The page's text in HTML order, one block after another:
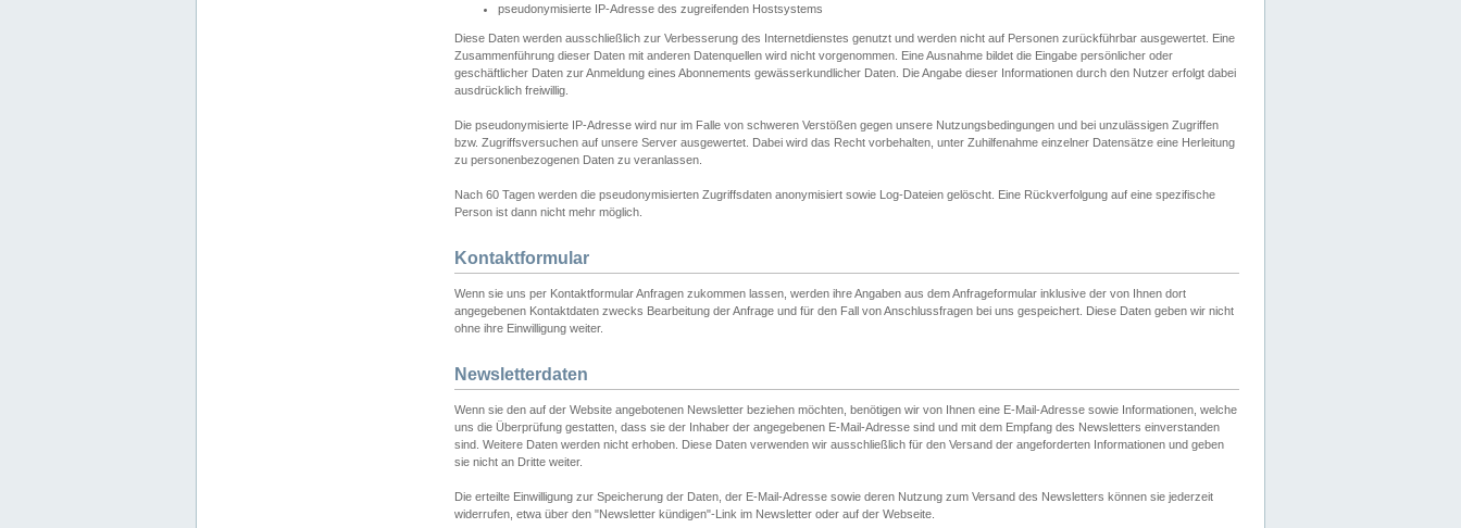
pseudonymisierte IP-Adresse des zugreifenden Hostsystems
Diese Daten werden ausschließlich zur Verbesserung des Internetdienstes genutzt und werden nicht auf Personen zurückführbar ausgewertet. Eine
Zusammenführung dieser Daten mit anderen Datenquellen wird nicht vorgenommen. Eine Ausnahme bildet die Eingabe persönlicher oder
geschäftlicher Daten zur Anmeldung eines Abonnements gewässerkundlicher Daten. Die Angabe dieser Informationen durch den Nutzer erfolgt dabei
ausdrücklich freiwillig.
Die pseudonymisierte IP-Adresse wird nur im Falle von schweren Verstößen gegen unsere Nutzungsbedingungen und bei unzulässigen Zugriffen
bzw. Zugriffsversuchen auf unsere Server ausgewertet. Dabei wird das Recht vorbehalten, unter Zuhilfenahme einzelner Datensätze eine Herleitung
zu personenbezogenen Daten zu veranlassen.
Nach 60 Tagen werden die pseudonymisierten Zugriffsdaten anonymisiert sowie Log-Dateien gelöscht. Eine Rückverfolgung auf eine spezifische
Person ist dann nicht mehr möglich.
Kontaktformular
Wenn sie uns per Kontaktformular Anfragen zukommen lassen, werden ihre Angaben aus dem Anfrageformular inklusive der von Ihnen dort
angegebenen Kontaktdaten zwecks Bearbeitung der Anfrage und für den Fall von Anschlussfragen bei uns gespeichert. Diese Daten geben wir nicht
ohne ihre Einwilligung weiter.
Newsletterdaten
Wenn sie den auf der Website angebotenen Newsletter beziehen möchten, benötigen wir von Ihnen eine E-Mail-Adresse sowie Informationen, welche
uns die Überprüfung gestatten, dass sie der Inhaber der angegebenen E-Mail-Adresse sind und mit dem Empfang des Newsletters einverstanden
sind. Weitere Daten werden nicht erhoben. Diese Daten verwenden wir ausschließlich für den Versand der angeforderten Informationen und geben
sie nicht an Dritte weiter.
Die erteilte Einwilligung zur Speicherung der Daten, der E-Mail-Adresse sowie deren Nutzung zum Versand des Newsletters können sie jederzeit
widerrufen, etwa über den "Newsletter kündigen"-Link im Newsletter oder auf der Webseite.